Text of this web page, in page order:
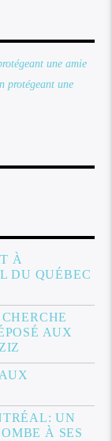
une amie
protégeant une
À
DU QUÉBEC
AUX
UN
À SES